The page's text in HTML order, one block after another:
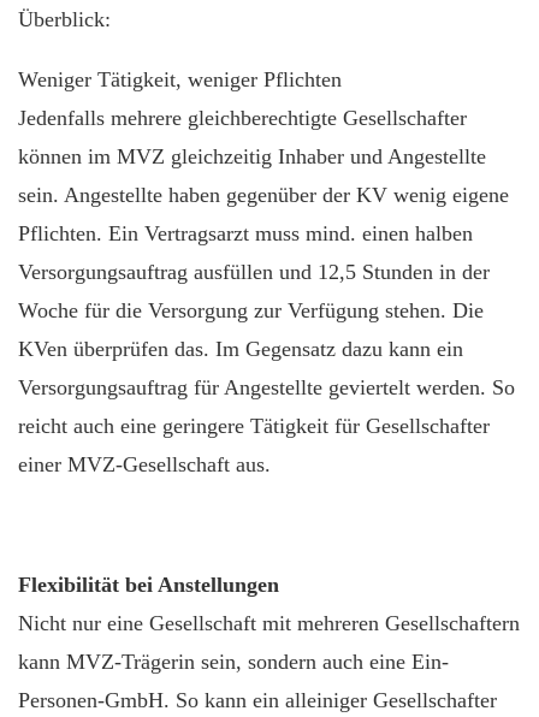
Überblick:
Weniger Tätigkeit, weniger Pflichten
Jedenfalls mehrere gleichberechtigte Gesellschafter
können im MVZ gleichzeitig Inhaber und Angestellte
sein. Angestellte haben gegenüber der KV wenig eigene
Pflichten. Ein Vertragsarzt muss mind. einen halben
Versorgungsauftrag ausfüllen und 12,5 Stunden in der
Woche für die Versorgung zur Verfügung stehen. Die
KVen überprüfen das. Im Gegensatz dazu kann ein
Versorgungsauftrag für Angestellte geviertelt werden. So
reicht auch eine geringere Tätigkeit für Gesellschafter
einer MVZ-Gesellschaft aus.
Flexibilität bei Anstellungen
Nicht nur eine Gesellschaft mit mehreren Gesellschaftern
kann MVZ-Trägerin sein, sondern auch eine Ein-
Personen-GmbH. So kann ein alleiniger Gesellschafter